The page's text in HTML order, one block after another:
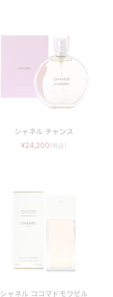
シャネル チャンス
24,200
シャネル ココマドモワゼル